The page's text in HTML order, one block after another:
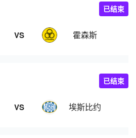
VS 霍森斯
已结束
VS 埃斯比约
已结束